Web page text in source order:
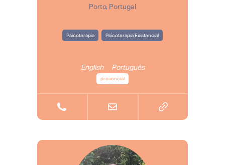
Porto, Portugal
Psicoterapia Psicoterapia Existencial
English Português
presencial